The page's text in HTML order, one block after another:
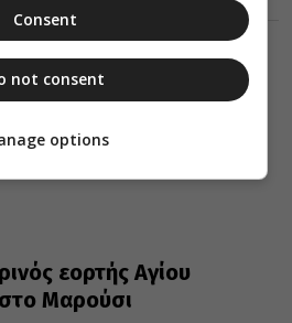
εορτής Αγίου
Μαρούσι
Consent
not consent
options